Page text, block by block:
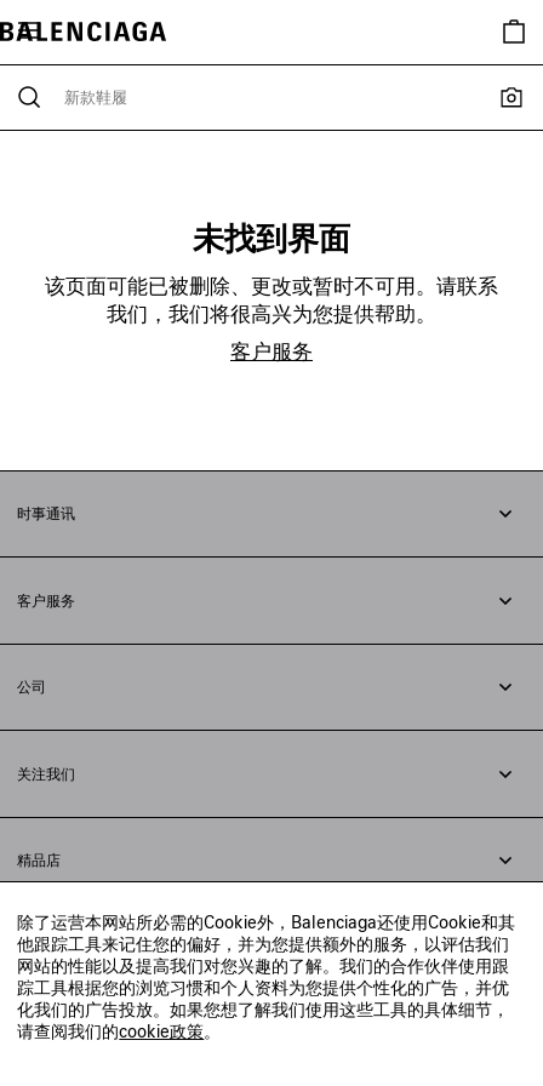
除了运营本网站所必需的Cookie外，Balenciaga还使用Cookie和其
他跟踪工具来记住您的偏好，并为您提供额外的服务，以评估我们
网站的性能以及提高我们对您兴趣的了解。我们的合作伙伴使用跟
踪工具根据您的浏览习惯和个人资料为您提供个性化的广告，并优
化我们的广告投放。如果您想了解我们使用这些工具的具体细节，
请查阅我们的cookie政策。
未找到界面
该页面可能已被删除、更改或暂时不可用。请联系
我们，我们将很高兴为您提供帮助。
客户服务
时事通讯
客户服务
配送方式
支付
常见问题解答
公司
法律问题
联合国世界粮食计划署
举报平台
关注我们
小红书
精品店
寻找附近的精品店
实时聊天客服
发送邮件
我们将在24小时内给予回复
联系我们：400-610-6018
© 2020 巴黎世家贸易（上海）有限公司